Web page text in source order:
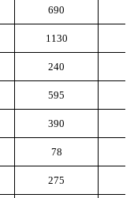
690
1130
240
595
390
78
275